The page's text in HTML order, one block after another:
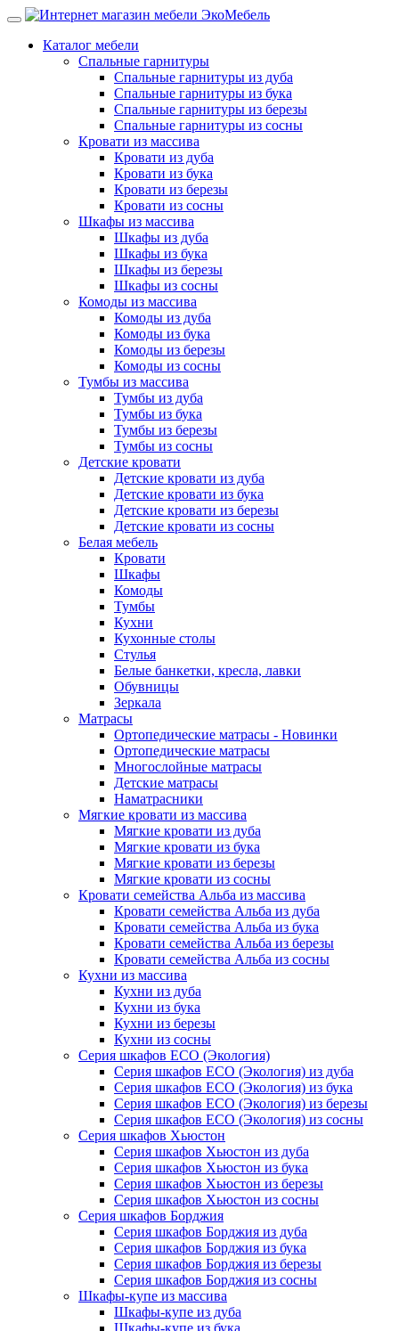
Каталог мебели
Спальные гарнитуры
Спальные гарнитуры из дуба
Спальные гарнитуры из бука
Спальные гарнитуры из березы
Спальные гарнитуры из сосны
Кровати из массива
Кровати из дуба
Кровати из бука
Кровати из березы
Кровати из сосны
Шкафы из массива
Шкафы из дуба
Шкафы из бука
Шкафы из березы
Шкафы из сосны
Комоды из массива
Комоды из дуба
Комоды из бука
Комоды из березы
Комоды из сосны
Тумбы из массива
Тумбы из дуба
Тумбы из бука
Тумбы из березы
Тумбы из сосны
Детские кровати
Детские кровати из дуба
Детские кровати из бука
Детские кровати из березы
Детские кровати из сосны
Белая мебель
Кровати
Шкафы
Комоды
Тумбы
Кухни
Кухонные столы
Стулья
Белые банкетки, кресла, лавки
Обувницы
Зеркала
Матрасы
Ортопедические матрасы - Новинки
Ортопедические матрасы
Многослойные матрасы
Детские матрасы
Наматрасники
Мягкие кровати из массива
Мягкие кровати из дуба
Мягкие кровати из бука
Мягкие кровати из березы
Мягкие кровати из сосны
Кровати семейства Альба из массива
Кровати семейства Альба из дуба
Кровати семейства Альба из бука
Кровати семейства Альба из березы
Кровати семейства Альба из сосны
Кухни из массива
Кухни из дуба
Кухни из бука
Кухни из березы
Кухни из сосны
Серия шкафов ECO (Экология)
Серия шкафов ECO (Экология) из дуба
Серия шкафов ECO (Экология) из бука
Серия шкафов ECO (Экология) из березы
Серия шкафов ECO (Экология) из сосны
Серия шкафов Хьюстон
Серия шкафов Хьюстон из дуба
Серия шкафов Хьюстон из бука
Серия шкафов Хьюстон из березы
Серия шкафов Хьюстон из сосны
Серия шкафов Борджия
Серия шкафов Борджия из дуба
Серия шкафов Борджия из бука
Серия шкафов Борджия из березы
Серия шкафов Борджия из сосны
Шкафы-купе из массива
Шкафы-купе из дуба
Шкафы-купе из бука